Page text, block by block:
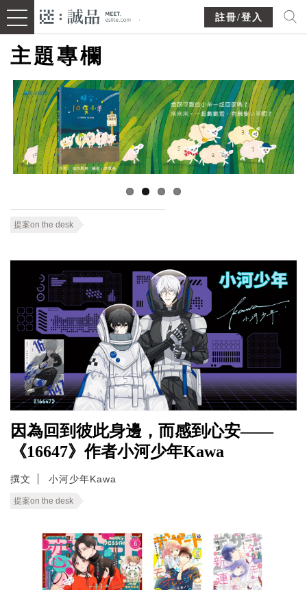
註冊/登入
主題專欄
提案on the desk
因為回到彼此身邊，而感到心安——
《16647》作者小河少年Kawa
撰文 小河少年Kawa
提案on the desk